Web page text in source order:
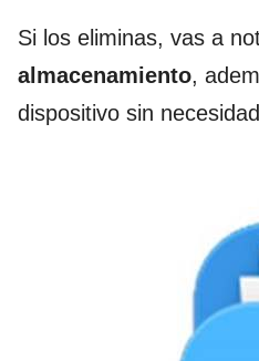
Si los eliminas, vas a
almacenamiento,
dispositivo sin